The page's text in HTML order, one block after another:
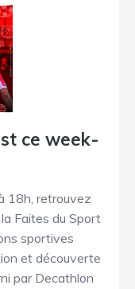
ce week-
18h, retrouvez
Faites du Sport
sportives
et découverte
par Decathlon